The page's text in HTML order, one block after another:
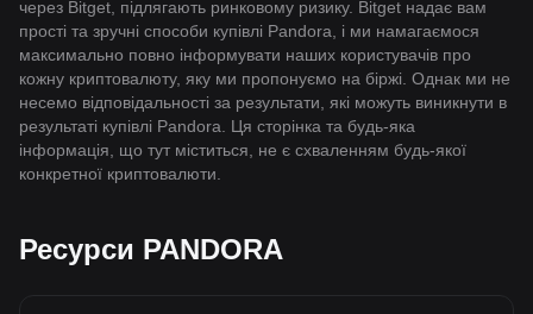
через Bitget, підлягають ринковому ризику. Bitget надає вам
прості та зручні способи купівлі Pandora, і ми намагаємося
максимально повно інформувати наших користувачів про
кожну криптовалюту, яку ми пропонуємо на біржі. Однак ми не
несемо відповідальності за результати, які можуть виникнути в
результаті купівлі Pandora. Ця сторінка та будь-яка
інформація, що тут міститься, не є схваленням будь-якої
конкретної криптовалюти.
Ресурси PANDORA